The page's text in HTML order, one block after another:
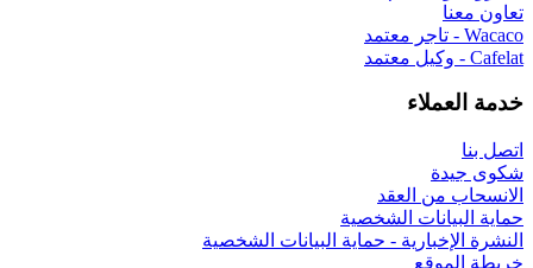
البيانات الشخصية